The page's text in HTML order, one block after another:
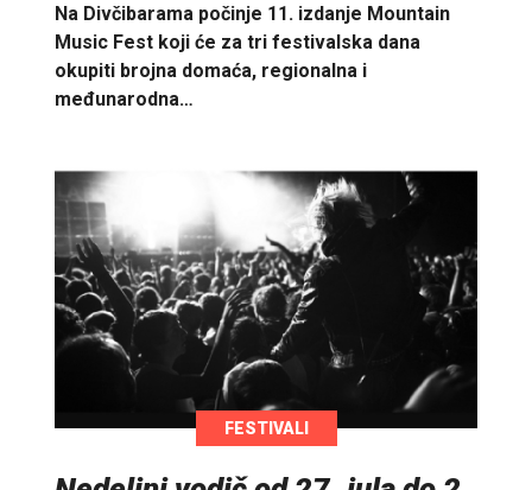
Na Divčibarama počinje 11. izdanje Mountain
Music Fest koji će za tri festivalska dana
okupiti brojna domaća, regionalna i
međunarodna…
FESTIVALI